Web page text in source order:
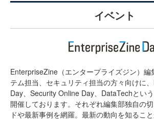
イベント
EnterpriseZine（エンタープライズジン）編
テム担当、セキュリティ担当の方々向けに
Day、Security Online Day、DataTechとい
開催しております。それぞれ編集部独自の
ドや最新事例を網羅。最新の動向を知ること